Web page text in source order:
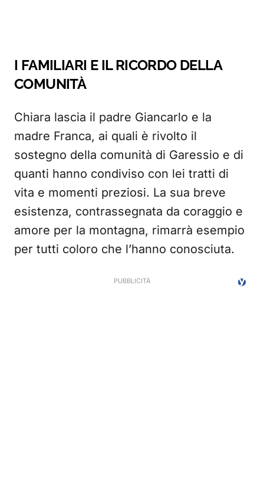
I FAMILIARI E IL RICORDO DELLA
COMUNITÀ
Chiara lascia il padre Giancarlo e la
madre Franca, ai quali è rivolto il
sostegno della comunità di Garessio e di
quanti hanno condiviso con lei tratti di
vita e momenti preziosi. La sua breve
esistenza, contrassegnata da coraggio e
amore per la montagna, rimarrà esempio
per tutti coloro che l’hanno conosciuta.